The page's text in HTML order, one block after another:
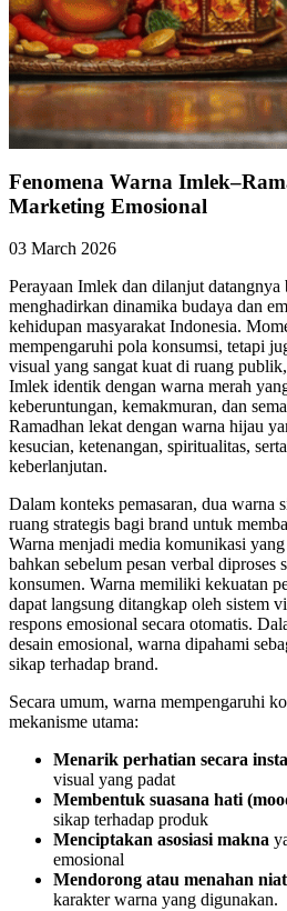
Fenomena Warna
Marketing Emosional
03 March 2026
Perayaan Imlek dan dilanjut datangnya
menghadirkan dinamika budaya dan
kehidupan masyarakat Indonesia.
mempengaruhi pola konsumsi, tetapi
visual yang sangat kuat di ruang
Imlek identik dengan warna merah
keberuntungan, kemakmuran, dan
Ramadhan lekat dengan warna hijau
kesucian, ketenangan, spiritualitas,
keberlanjutan.
Dalam konteks pemasaran, dua warna
ruang strategis bagi brand untuk
Warna menjadi media komunikasi
bahkan sebelum pesan verbal diproses
konsumen. Warna memiliki kekuatan
dapat langsung ditangkap oleh sistem
respons emosional secara otomatis.
desain emosional, warna dipahami
sikap terhadap brand.
Secara umum, warna mempengaruhi
mekanisme utama:
Menarik perhatian secara
visual yang padat
Membentuk suasana hati
sikap terhadap produk
Menciptakan asosiasi makna
emosional
Mendorong atau menahan
karakter warna yang digunakan.